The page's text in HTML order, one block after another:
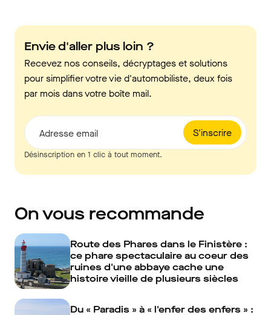
Envie d'aller plus loin ?
Recevez nos conseils, décryptages et solutions
pour simplifier votre vie d'automobiliste, deux fois
par mois dans votre boîte mail.
S'inscrire
Adresse email
Désinscription en 1 clic à tout moment.
On vous recommande
Route des Phares dans le Finistère :
ce phare spectaculaire au coeur des
ruines d'une abbaye cache une
histoire vieille de plusieurs siècles
Du « Paradis » à « l'enfer des enfers » :